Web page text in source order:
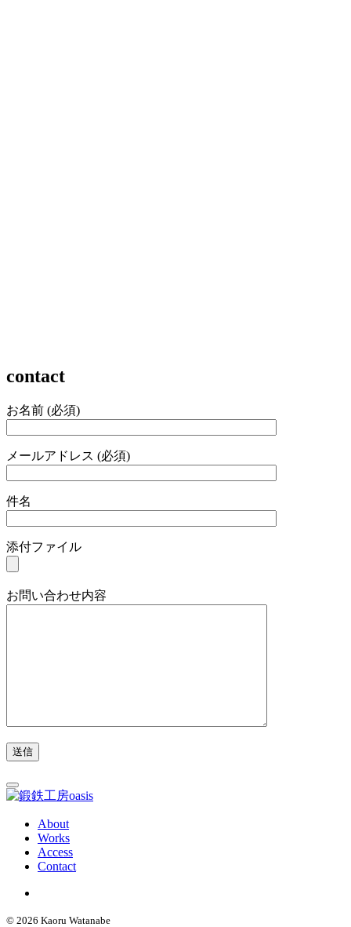
contact
お名前 (必須)
メールアドレス (必須)
件名
添付ファイル
お問い合わせ内容
About
Works
Access
Contact
© 2026 Kaoru Watanabe